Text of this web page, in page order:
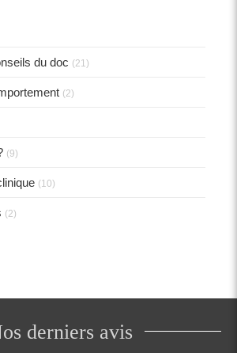
du doc (21)
(2)
(9)
(10)
(2)
derniers avis